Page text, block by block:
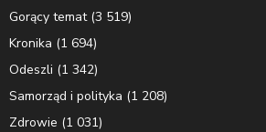
Gorący temat(3 519)
Kronika (1 694)
Odeszli (1 342)
Samorząd i polityka (1 208)
Zdrowie (1 031)